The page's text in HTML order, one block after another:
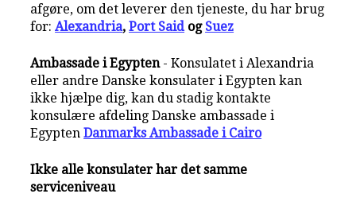
afgøre, om det leverer den tjeneste, du har brug
for:Alexandria,Port Said og Suez
Ambassade i Egypten- Konsulatet i Alexandria
eller andre Danske konsulater i Egypten kan
ikke hjælpe dig, kan du stadig kontakte
konsulære afdeling Danske ambassade i
Egypten Danmarks Ambassade i Cairo
Ikke alle konsulater har det samme
serviceniveau